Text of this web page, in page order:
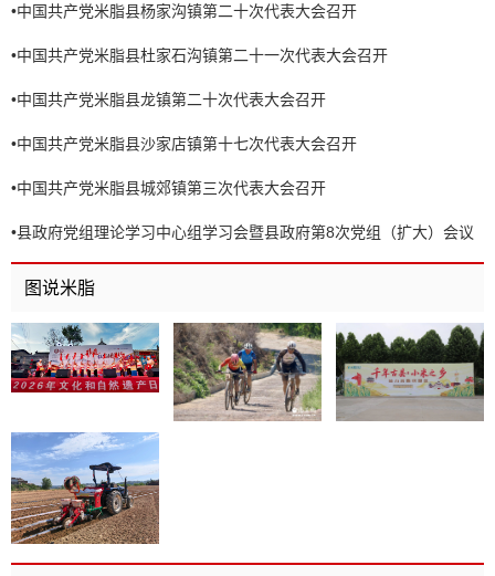
•中国共产党米脂县杨家沟镇第二十次代表大会召开
•中国共产党米脂县杜家石沟镇第二十一次代表大会召开
•中国共产党米脂县龙镇第二十次代表大会召开
•中国共产党米脂县沙家店镇第十七次代表大会召开
•中国共产党米脂县城郊镇第三次代表大会召开
•县政府党组理论学习中心组学习会暨县政府第8次党组（扩大）会议
召开
图说米脂